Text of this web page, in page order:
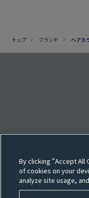
トップ ブランド ヘアカ
By clicking “Accept
of cookies on your
analyze site usage,